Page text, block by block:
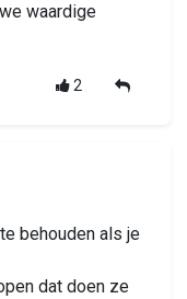
waardige
2
behouden als je
dat doen ze